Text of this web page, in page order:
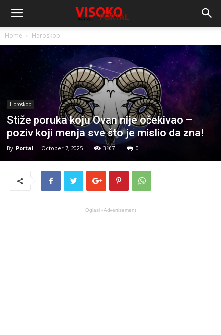
Home Horoskop
Horoskop
Stiže poruka koju Ovan nije očekivao –
poziv koji menja sve što je mislio da zna!
By Portal - October 7, 2025 3107 0
Oglasi - Advertisement